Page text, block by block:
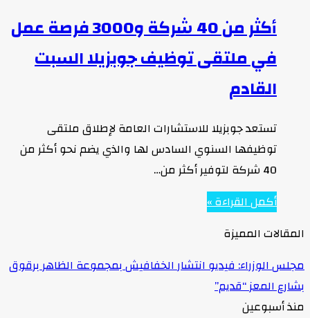
أكثر من 40 شركة و3000 فرصة عمل
في ملتقى توظيف جوبزيلا السبت
القادم
تستعد جوبزيلا للاستشارات العامة لإطلاق ملتقى
توظيفها السنوي السادس لها والذي يضم نحو أكثر من
40 شركة لتوفير أكثر من…
أكمل القراءة »
المقالات المميزة
مجلس الوزراء: فيديو انتشار الخفافيش بمجموعة الظاهر برقوق
بشارع المعز “قديم”
منذ أسبوعين